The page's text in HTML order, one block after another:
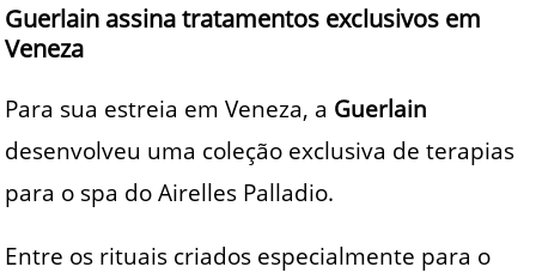
Guerlain assina tratamentos exclusivos em
Veneza
Para sua estreia em Veneza, a Guerlain
desenvolveu uma coleção exclusiva de terapias
para o spa do Airelles Palladio.
Entre os rituais criados especialmente para o